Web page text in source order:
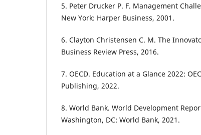
5. Peter Drucker P. F. Management
New York: Harper Business, 2001.
6. Clayton Christensen C. M. The
Business Review Press, 2016.
7. OECD. Education at a Glance 2022:
Publishing, 2022.
8. World Bank. World Development
Washington, DC: World Bank, 2021.